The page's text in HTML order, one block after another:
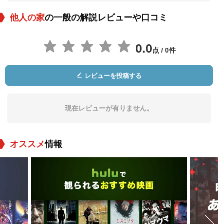
Tito Vuolo
役：Chorus Dancer
(uncredited)
Al Bain
役：Fight Spectator
(uncredited)
David Bauer
役：Prosecutor (unc
redited)
他人の家の一般の解説レビューや口コミ
0.0点 / 0件
レビューを投稿する
現在レビューが有りません。
オススメ情報